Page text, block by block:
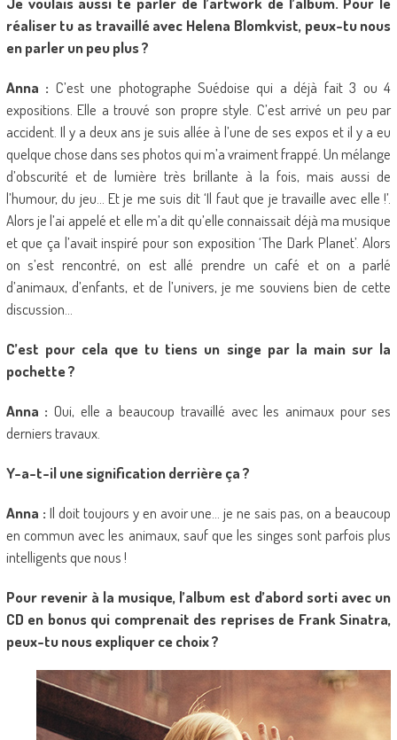
réaliser tu as travaillé avec Helena Blomkvist, peux-tu nous
en parler un peu plus ?
Anna : C’est une photographe Suédoise qui a déjà fait 3 ou 4
expositions. Elle a trouvé son propre style. C’est arrivé un peu par
accident. Il y a deux ans je suis allée à l’une de ses expos et il y a eu
quelque chose dans ses photos qui m’a vraiment frappé. Un mélange
d’obscurité et de lumière très brillante à la fois, mais aussi de
l’humour, du jeu… Et je me suis dit ‘Il faut que je travaille avec elle !’.
Alors je l’ai appelé et elle m’a dit qu’elle connaissait déjà ma musique
et que ça l’avait inspiré pour son exposition ‘The Dark Planet’. Alors
on s’est rencontré, on est allé prendre un café et on a parlé
d’animaux, d’enfants, et de l’univers, je me souviens bien de cette
discussion…
C’est pour cela que tu tiens un singe par la main sur la
pochette ?
Anna : Oui, elle a beaucoup travaillé avec les animaux pour ses
derniers travaux.
Y-a-t-il une signification derrière ça ?
Anna : Il doit toujours y en avoir une… je ne sais pas, on a beaucoup
en commun avec les animaux, sauf que les singes sont parfois plus
intelligents que nous !
Pour revenir à la musique, l’album est d’abord sorti avec un
CD en bonus qui comprenait des reprises de Frank Sinatra,
peux-tu nous expliquer ce choix ?